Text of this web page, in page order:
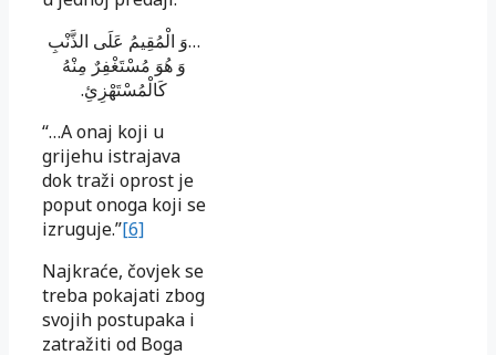
…وَ الْمُقِيمُ عَلَى الذَّنْبِ
وَ هُوَ مُسْتَغْفِرٌ مِنْهُ
كَالْمُسْتَهْزِئِ.
“…A onaj koji u
grijehu istrajava
dok traži oprost je
poput onoga koji se
izruguje.”[6]
Najkraće, čovjek se
treba pokajati zbog
svojih postupaka i
zatražiti od Boga